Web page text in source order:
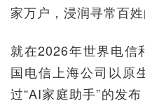
家万户，浸润寻常百
就在2026年世界电信
国电信上海公司以原
过“AI家庭助手”的发